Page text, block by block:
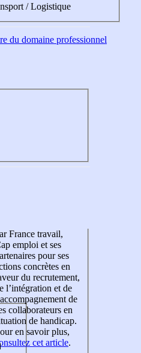
/ Logistique
du domaine professionnel
France travail,
emploi et ses
pour ses
concrètes en
du recrutement,
l’intégration et de
de
collaborateurs en
de handicap.
en savoir plus,
cet article.